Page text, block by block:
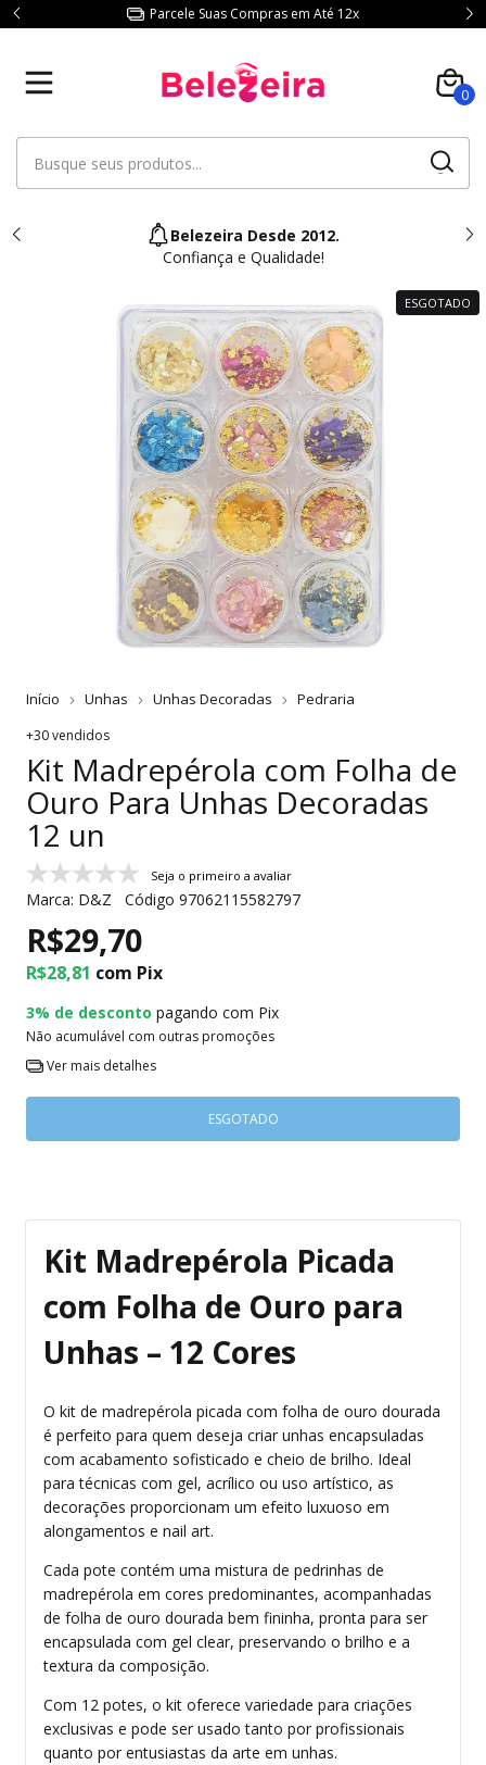
Parcele Suas Compras em Até 12x
0
Belezeira Desde 2012.
Confiança e Qualidade!
ESGOTADO
Início Unhas Unhas Decoradas Pedraria
+30 vendidos
Kit Madrepérola com Folha de
Ouro Para Unhas Decoradas
12 un
Seja o primeiro a avaliar
Marca: D&Z Código 97062115582797
R$29,70
R$28,81 com Pix
3% de desconto pagando com Pix
Não acumulável com outras promoções
Ver mais detalhes
Kit Madrepérola Picada
com Folha de Ouro para
Unhas – 12 Cores
O kit de madrepérola picada com folha de ouro dourada
é perfeito para quem deseja criar unhas encapsuladas
com acabamento sofisticado e cheio de brilho. Ideal
para técnicas com gel, acrílico ou uso artístico, as
decorações proporcionam um efeito luxuoso em
alongamentos e nail art.
Cada pote contém uma mistura de pedrinhas de
madrepérola em cores predominantes, acompanhadas
de folha de ouro dourada bem fininha, pronta para ser
encapsulada com gel clear, preservando o brilho e a
textura da composição.
Com 12 potes, o kit oferece variedade para criações
exclusivas e pode ser usado tanto por profissionais
quanto por entusiastas da arte em unhas.